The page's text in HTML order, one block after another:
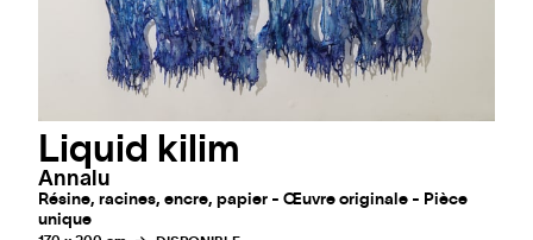
Liquid kilim
Annalu
Résine, racines, encre, papier - Œuvre originale - Pièce
unique